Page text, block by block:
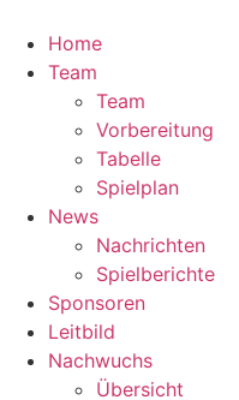
Inhalt
springen
Home
Team
Team
Vorbereitung
Tabelle
Spielplan
News
Nachrichten
Spielberichte
Sponsoren
Leitbild
Nachwuchs
Übersicht